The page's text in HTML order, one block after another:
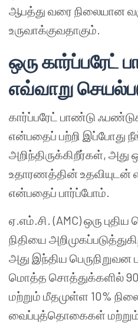
ஆபத்து வரை நிலையான
உருவாக்குவதாகும்.
ஒரு கார்ப்பரேட்
எவ்வாறு
கார்ப்பரேட் பாண்டு
என்பதைப் பற்றி இப்போது
அறிந்திருக்கிறீர்கள், அது
உதாரணத்தின் உதவியுடன்
என்பதைப் பார்ப்போம்.
ஏ.எம்.சி. (AMC) ஒரு
நிதியை
அது இந்திய
மொத்த சொத்துக்களில்
மற்றும் மீதமுள்ள 10%
வைப்புத்தொகைகள்